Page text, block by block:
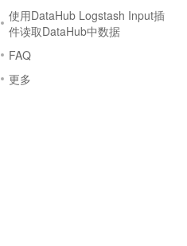
使用DataHub Logstash Input插
件读取DataHub中数据
FAQ
更多